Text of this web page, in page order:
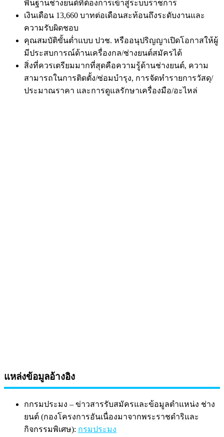
พื้นฐานช่างยนต์ที่ต้องการเข้าสู่ระบบราชการ
เงินเดือน 13,660 บาทต่อเดือนสะท้อนถึงระดับงานและ
ความรับผิดชอบ
คุณสมบัติขั้นต่ำแบบ ปวช. หรืออนุปริญญาเปิดโอกาสให้ผู้
มีประสบการณ์ด้านเครื่องกล/ช่างยนต์สมัครได้
สิ่งที่ควรเตรียมมากที่สุดคือความรู้ด้านช่างยนต์, ความ
สามารถในการติดตั้ง/ซ่อมบำรุง, การจัดทำรายการวัสดุ/
ประมาณราคา และการดูแลรักษาเครื่องมือ/อะไหล่
แหล่งข้อมูลอ้างอิง
กกรมประมง – ข่าวสารรับสมัครและข้อมูลตำแหน่ง ช่าง
ยนต์ (กองโครงการอันเนื่องมาจากพระราชดำริและ
กิจกรรมพิเศษ): กรมประมง